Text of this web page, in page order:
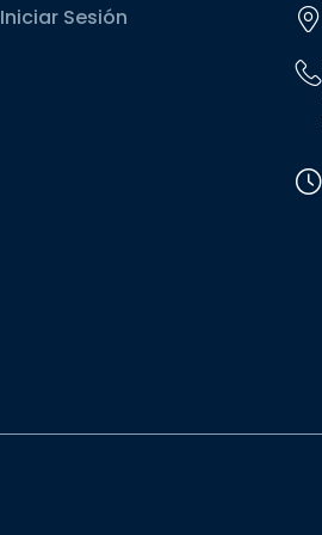
Iniciar Sesión